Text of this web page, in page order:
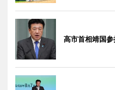
高市首相靖国参